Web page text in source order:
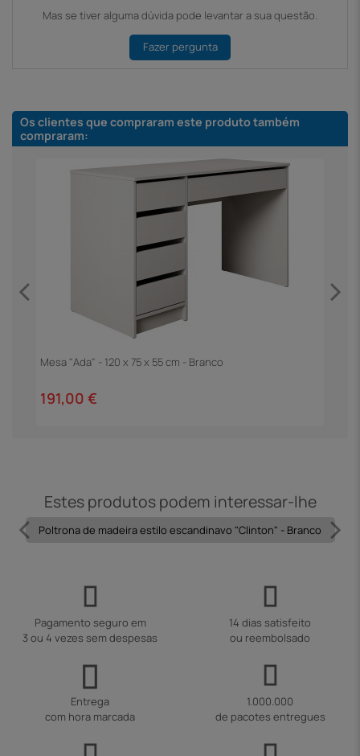
Mas se tiver alguma dúvida pode levantar a sua questão.
Fazer pergunta
Os clientes que compraram este produto também
compraram:
Mesa "Ada" - 120 x 75 x 55 cm - Branco
191,00 €
Estes produtos podem interessar-lhe
Poltrona de madeira estilo escandinavo "Clinton" - Branco
Pagamento seguro em
3 ou 4 vezes sem despesas
14 dias satisfeito
ou reembolsado
Entrega
com hora marcada
1.000.000
de pacotes entregues